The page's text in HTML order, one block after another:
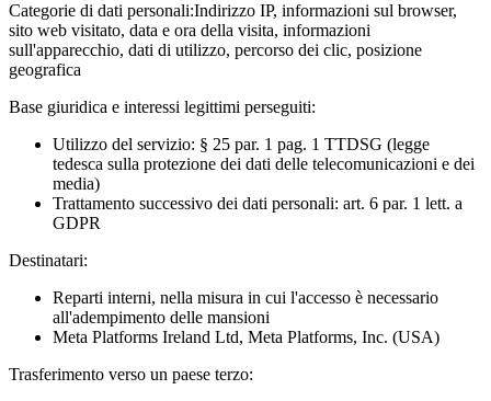
Categorie di dati personali:Indirizzo IP, informazioni sul browser,
sito web visitato, data e ora della visita, informazioni
sull'apparecchio, dati di utilizzo, percorso dei clic, posizione
geografica
Base giuridica e interessi legittimi perseguiti:
Utilizzo del servizio: § 25 par. 1 pag. 1 TTDSG (legge
tedesca sulla protezione dei dati delle telecomunicazioni e dei
media)
Trattamento successivo dei dati personali: art. 6 par. 1 lett. a
GDPR
Destinatari:
Reparti interni, nella misura in cui l'accesso è necessario
all'adempimento delle mansioni
Meta Platforms Ireland Ltd, Meta Platforms, Inc. (USA)
Trasferimento verso un paese terzo: